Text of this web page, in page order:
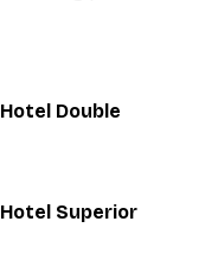
Double
Superior